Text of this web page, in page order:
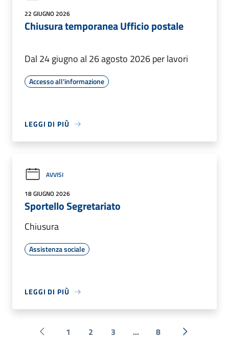
22 GIUGNO 2026
Chiusura temporanea Ufficio postale
Dal 24 giugno al 26 agosto 2026 per lavori
Accesso all'informazione
LEGGI DI PIÙ
AVVISI
18 GIUGNO 2026
Sportello Segretariato
Chiusura
Assistenza sociale
LEGGI DI PIÙ
Pagina precedente
1 2 3 ... 8 Successiva